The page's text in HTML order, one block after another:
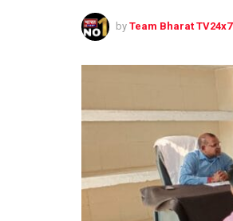
by Team Bharat TV24x7